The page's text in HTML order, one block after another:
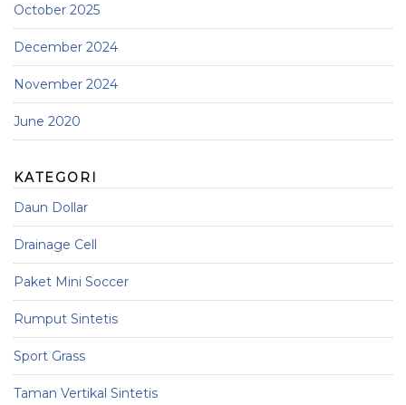
October 2025
December 2024
November 2024
June 2020
KATEGORI
Daun Dollar
Drainage Cell
Paket Mini Soccer
Rumput Sintetis
Sport Grass
Taman Vertikal Sintetis